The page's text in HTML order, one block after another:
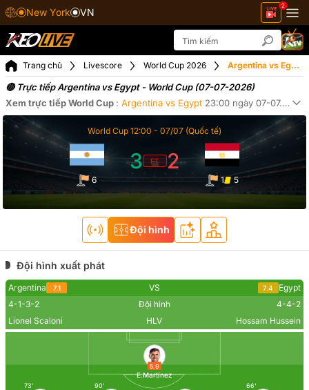
New York VN
2
Trang chủ Livescore World Cup 2026 Argentina vs Egypt ngày 07-07-2026
🔴 Trực tiếp Argentina vs Egypt - World Cup (07-07-2026)
Xem trực tiếpWorld Cup : Argentina vs Egypt 23:00 ngày 07-07. Tại
World Cup 12:00 - 07/07 (Quốc tế)
6
3 FT 2
1 5
Đội hình
Đội hình xuất phát
Argentina 7.1 VS 7.4
Egypt
4-1-3-2
Đội hình
4-4-2
Lionel Scaloni
HLV Hossam Hussein
5.9
E.Martínez
73' 90' 66'